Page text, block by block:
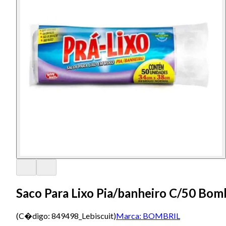
Saco Para Lixo Pia/banheiro C/50
(C�digo: 849498_Lebiscuit)Marca: BOMBRIL